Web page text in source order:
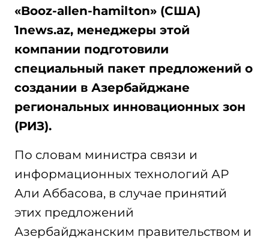
«Booz-allen-hamilton» (США)
1news.az, менеджеры этой
компании подготовили
специальный пакет предложений о
создании в Азербайджане
региональных инновационных зон
(РИЗ).
По словам министра связи и
информационных технологий АР
Али Аббасова, в случае принятий
этих предложений
Азербайджанским правительством и